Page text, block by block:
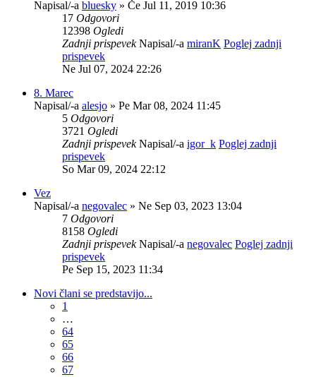
Napisal/-a bluesky » Če Jul 11, 2019 10:36
17 Odgovori
12398 Ogledi
Zadnji prispevekNapisal/-a miranK Poglej zadnji
prispevek
Ne Jul 07, 2024 22:26
8. Marec
Napisal/-a alesjo » Pe Mar 08, 2024 11:45
5 Odgovori
3721 Ogledi
Zadnji prispevekNapisal/-a igor_k Poglej zadnji
prispevek
So Mar 09, 2024 22:12
Vez
Napisal/-a negovalec » Ne Sep 03, 2023 13:04
7 Odgovori
8158 Ogledi
Zadnji prispevekNapisal/-a negovalec Poglej zadnji
prispevek
Pe Sep 15, 2023 11:34
Novi člani se predstavijo...
1
…
64
65
66
67